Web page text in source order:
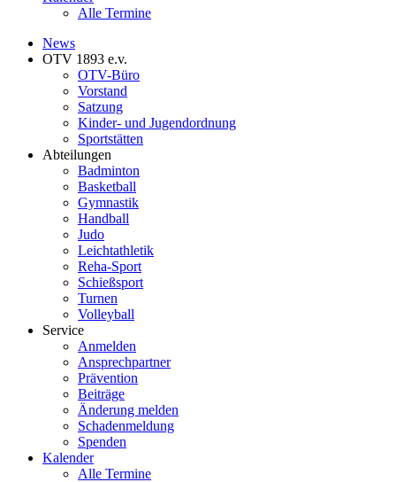
Alle Termine
News
OTV 1893 e.v.
OTV-Büro
Vorstand
Satzung
Kinder- und Jugendordnung
Sportstätten
Abteilungen
Badminton
Basketball
Gymnastik
Handball
Judo
Leichtathletik
Reha-Sport
Schießsport
Turnen
Volleyball
Service
Anmelden
Ansprechpartner
Prävention
Beiträge
Änderung melden
Schadenmeldung
Spenden
Kalender
Alle Termine